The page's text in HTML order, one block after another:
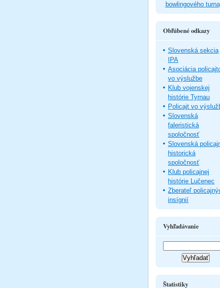
bowlingového
Obľúbené odkazy
Slovenská sekcia
IPA
Asociácia
vo výslužbe
Klub vojenskej
histórie Tyrnau
Policajt vo
Slovenská
faleristická
spoločnosť
Slovenská
historická
spoločnosť
Klub policajnej
histórie Lučenec
Zberateľ
insígnií
Vyhľadávanie
Štatistiky